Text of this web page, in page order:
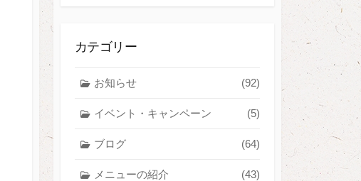
カテゴリー
お知らせ (92)
イベント・キャンペーン (5)
ブログ (64)
メニューの紹介 (43)